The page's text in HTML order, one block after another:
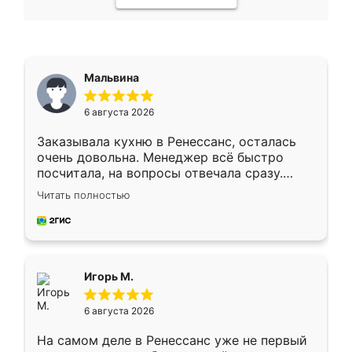
Мальвина
6 августа 2026
Заказывала кухню в Ренессанс, осталась
очень довольна. Менеджер всё быстро
посчитала, на вопросы отвечала сразу.
Замерщик приехал в субботу, подошёл к
делу со всей ответственностью. Собрали
за день, ребята работали аккуратно, даже
Читать полностью
Игорь М.
6 августа 2026
На самом деле в Ренессанс уже не первый